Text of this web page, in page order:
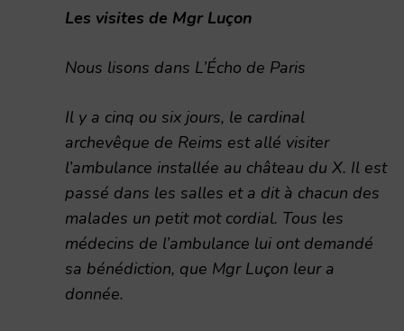
Les visites de Mgr Luçon
Nous lisons dans L’Écho de Paris
Il y a cinq ou six jours, le cardinal
archevêque de Reims est allé visiter
l’ambulance installée au château du X. Il est
passé dans les salles et a dit à chacun des
malades un petit mot cordial. Tous les
médecins de l’ambulance lui ont demandé
sa bénédiction, que Mgr Luçon leur a
donnée.